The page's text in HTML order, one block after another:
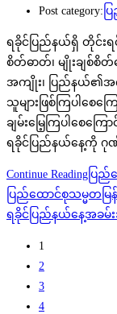
Post category: ပ
ရခိုင်ပြည်နယ်ရှိ တိုင်းရ
စိတ်ဓာတ်၊ မျိုးချစ်စိ
အကျိုး၊ ပြည်နယ်၏အ
သူများဖြစ်ကြပါစေက
ချမ်းမြေ့ကြပါစေကြ
ရခိုင်ပြည်နယ်နေ့ကို
Continue Reading ပြည်
ပြည်ထောင်စုသမ္မတမ
ရခိုင်ပြည်နယ်နေ့အခမ်
1
2
3
4